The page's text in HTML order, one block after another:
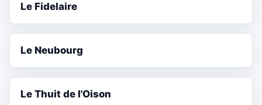
Le Fidelaire
Le Neubourg
Le Thuit de l'Oison